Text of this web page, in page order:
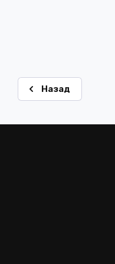
Назад